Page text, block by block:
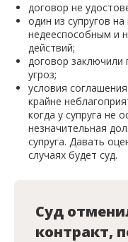
договор не
один из супругов
недееспособным и
действий;
договор заключили
угроз;
условия
крайне
когда у супруга не
незначительная
супруга. Давать
случаях будет суд.
Суд
контракт,